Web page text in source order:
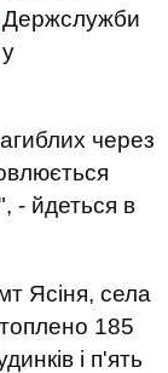
Держслужби
через
- йдеться в
Ясіня, села
185
і п'ять